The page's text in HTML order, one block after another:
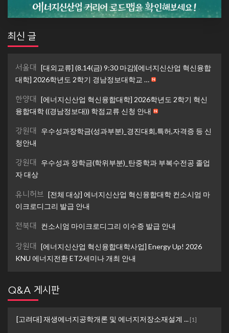
최신 글
서울대 [대외교류] (8.14(금) 9:30 마감)[에너지신산업 혁신융합
대학] 2026학년도 2학기 경남정보대학교 …
한양대 [에너지신산업 혁신융합대학] 2026학년도 2학기 혁신
융합대학 ((경남정보대)) 학점교류 신청 안내
강원대
우수성과장학금(성과부분)_경진대회,특허,자격증 등 신
청안내
강원대
우수성과 장학금(학위부분)_탄중학과 부복수전공 졸업
자 대상
유니허브 [전체 대상] 에너지신산업 혁신융합대학 컨소시엄 마
이크로디그리 발급 안내
전북대 컨소시엄 마이크로디그리 이수증 발급 안내
강원대 [에너지신산업 혁신융합대학사업] Energy Up! 2026
KNU 에너지전환 ET2세미나 개최 안내
Q&A 게시판
[고려대] 재생에너지공학개론 및 에너지저장소재설계 ... [1]